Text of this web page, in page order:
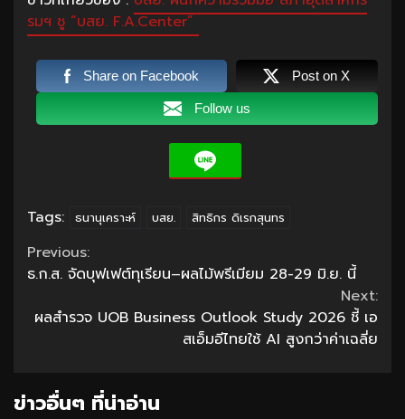
รมฯ ชู “บสย. F.A.Center”
Share on Facebook Post on X
Follow us
Tags: ธนานุเคราะห์ บสย. สิทธิกร ดิเรกสุนทร
Continue
Reading
Previous:
ธ.ก.ส. จัดบุฟเฟต์ทุเรียน–ผลไม้พรีเมียม 28-29 มิ.ย. นี้
Next:
ผลสำรวจ UOB Business Outlook Study 2026 ชี้ เอ
สเอ็มอีไทยใช้ AI สูงกว่าค่าเฉลี่ย
ข่าวอื่นๆ ที่น่าอ่าน